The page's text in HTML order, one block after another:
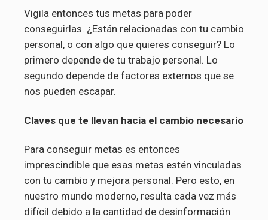
Vigila entonces tus metas para poder
conseguirlas. ¿Están relacionadas con tu cambio
personal, o con algo que quieres conseguir? Lo
primero depende de tu trabajo personal. Lo
segundo depende de factores externos que se
nos pueden escapar.
Claves que te llevan hacia el cambio necesario
Para conseguir metas es entonces
imprescindible que esas metas estén vinculadas
con tu cambio y mejora personal. Pero esto, en
nuestro mundo moderno, resulta cada vez más
difícil debido a la cantidad de desinformación